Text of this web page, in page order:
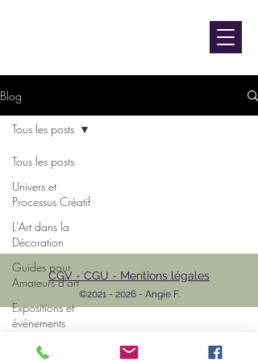
Blog
Tous les posts
Univers et
Processus Créatif
L'Art dans la
Décoration
Guides pour
Amateurs d'art
Expositions et
événements
L'Art et les
Tous les posts
CGV - CGU - Mentions légales
©2021 - 2026- Angie F.